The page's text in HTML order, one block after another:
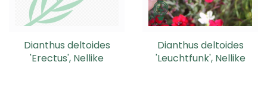
Dianthus deltoides
'Erectus', Nellike
Dianthus deltoides
'Leuchtfunk', Nellike